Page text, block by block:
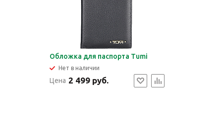
Обложка для паспорта Tumi
Нет в наличии
Цена 2 499 руб.